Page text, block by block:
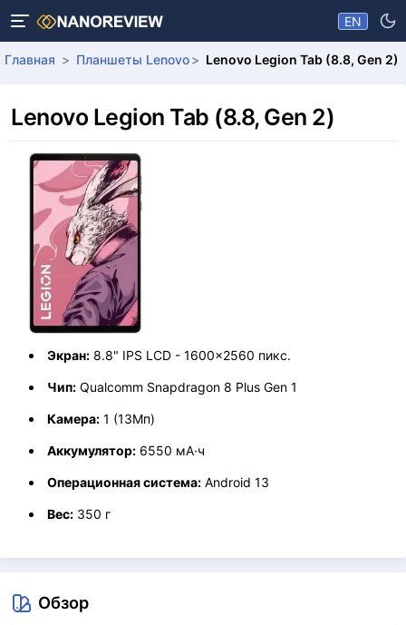
EN
Главная Планшеты Lenovo Lenovo Legion Tab (8.8, Gen 2)
Lenovo Legion Tab (8.8, Gen 2)
Экран: 8.8" IPS LCD - 1600x2560 пикс.
Чип: Qualcomm Snapdragon 8 Plus Gen 1
Камера: 1 (13Мп)
Аккумулятор: 6550 мА·ч
Операционная система: Android 13
Вес: 350 г
Обзор